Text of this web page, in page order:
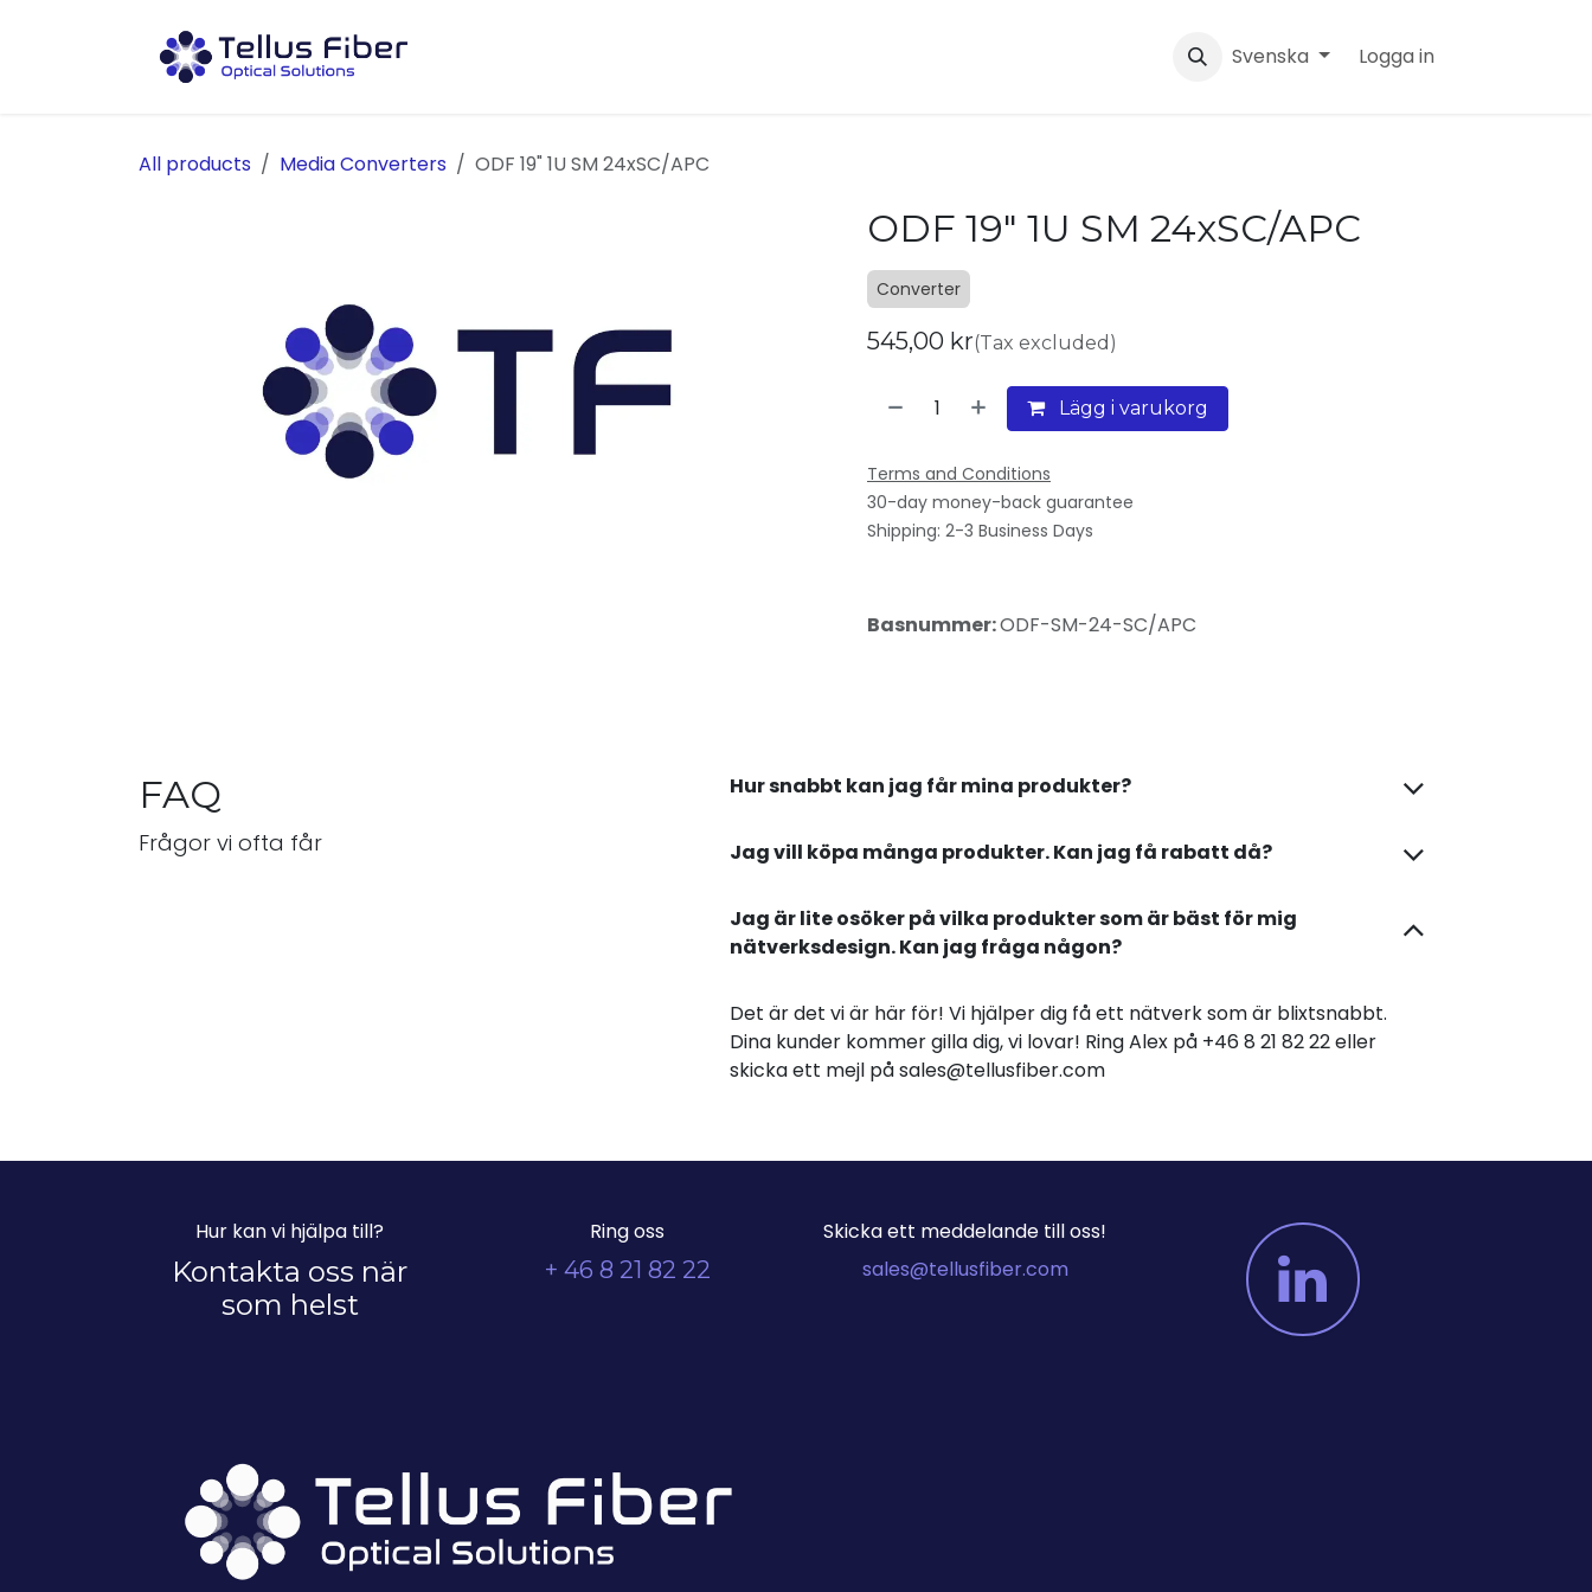
Svenska Logga in
All products Media Converters ODF 19" 1U SM 24xSC/APC
ODF 19" 1U SM 24xSC/APC
Converter
545,00 kr(Tax excluded)
Lägg i varukorg
Terms and Conditions
30-day money-back guarantee
Shipping: 2-3 Business Days
Basnummer:ODF-SM-24-SC/APC
FAQ
Frågor vi ofta får
Hur snabbt kan jag får mina produkter?
Jag vill köpa många produkter. Kan jag få rabatt då?
Jag är lite osöker på vilka produkter som är bäst för mig
nätverksdesign. Kan jag fråga någon?
Det är det vi är här för! Vi hjälper dig få ett nätverk som är blixtsnabbt.
Dina kunder kommer gilla dig, vi lovar! Ring Alex på +46 8 21 82 22 eller
skicka ett mejl på sales@tellusfiber.com
Hur kan vi hjälpa till?
Kontakta oss när
som helst
Ring oss
+ 46 8 21 82 22
Skicka ett meddelande till oss!
sales@tellusfiber.com